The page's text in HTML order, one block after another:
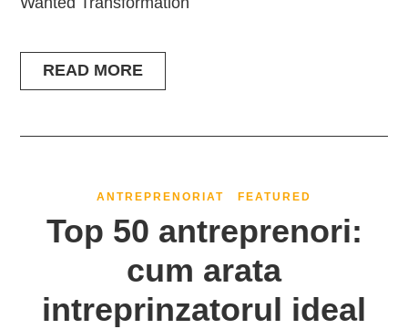
READ MORE
ANTREPRENORIAT FEATURED
Top 50 antreprenori:
cum arata
intreprinzatorul ideal